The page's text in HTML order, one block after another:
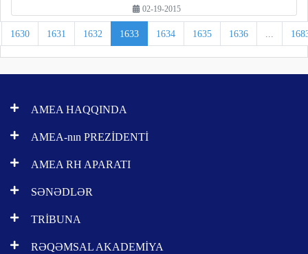
02-19-2015
1630 1631 1632 1633 1634 1635 1636 ...
AMEA HAQQINDA
AMEA-nın PREZİDENTİ
AMEA RH APARATI
SƏNƏDLƏR
TRİBUNA
RƏQƏMSAL AKADEMİYA